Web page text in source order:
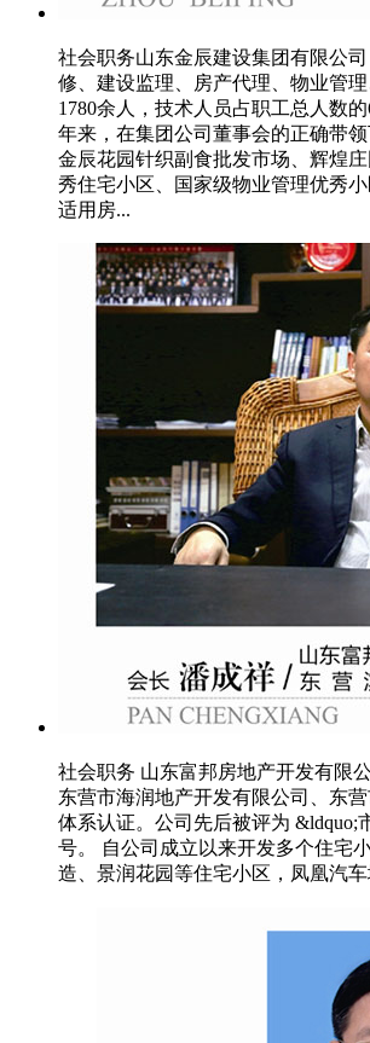
社会职务山东金辰建设集团有限公
修、建设监理、房产代理、物业管
1780余人，技术人员占职工总人数
年来，在集团公司董事会的正确带
金辰花园针织副食批发市场、辉煌
秀住宅小区、国家级物业管理优秀
适用房...
社会职务 山东富邦房地产开发有限
东营市海润地产开发有限公司、东
体系认证。公司先后被评为 &ldquo;
号。 自公司成立以来开发多个住宅
造、景润花园等住宅小区，凤凰汽